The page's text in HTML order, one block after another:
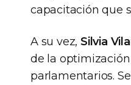
capacitación que
A su vez, Silvia
de la
parlamentarios.